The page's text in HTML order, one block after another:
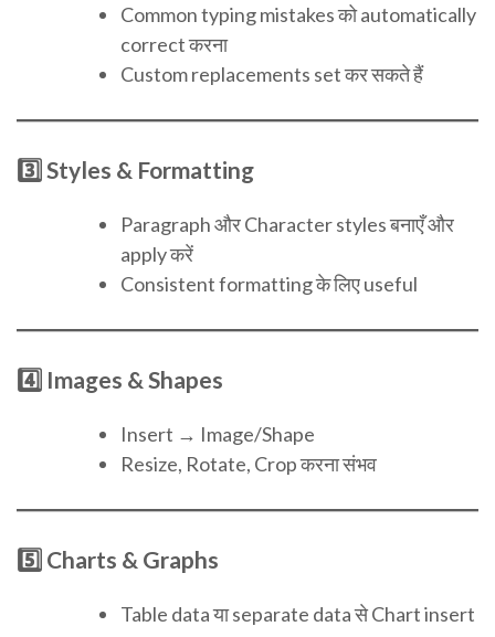
Common typing mistakes को automatically
correct करना
Custom replacements set कर सकते हैं
3️⃣ Styles & Formatting
Paragraph और Character styles बनाएँ और
apply करें
Consistent formatting के लिए useful
4️⃣ Images & Shapes
Insert → Image/Shape
Resize, Rotate, Crop करना संभव
5️⃣ Charts & Graphs
Table data या separate data से Chart insert